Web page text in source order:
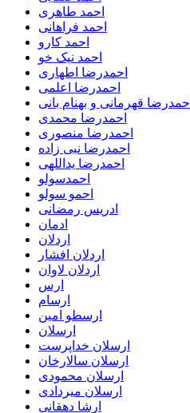
احمد طاهری
احمد فراهانی
احمد کارو
احمد نیک خو
احمدرضا اطهاری
احمدرضا اعلمی
احمدرضا قهرمانی و بهنام بانی
احمدرضا محمدی
احمدرضا منصوری
احمدرضا نبی زاده
احمدرضا یداللهی
احمدسولو
احمو سولو
ادریس رمضانی
ادمان
اردلان
اردلان افشار
اردلان لاوان
ارس
ارسام
ارسطو امین
ارسلان
ارسلان خداپرست
ارسلان سالارخان
ارسلان محمودی
ارسلان میردادی
ارشا دهقانی